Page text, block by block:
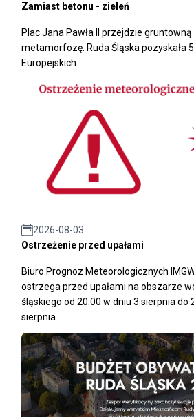
Zamiast betonu - zieleń
Plac Jana Pawła II przejdzie
metamorfozę. Ruda Śląska pozyskała
Europejskich.
2026-08-03
Ostrzeżenie przed upałami
Biuro Prognoz Meteorologicznych
ostrzega przed upałami na obszarze
śląskiego od 20:00 w dniu 3 sierpnia do
sierpnia.